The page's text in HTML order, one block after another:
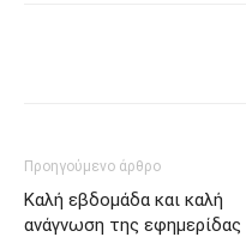
Προηγούμενο άρθρο
Καλή εβδομάδα και καλή
ανάγνωση της εφημερίδας